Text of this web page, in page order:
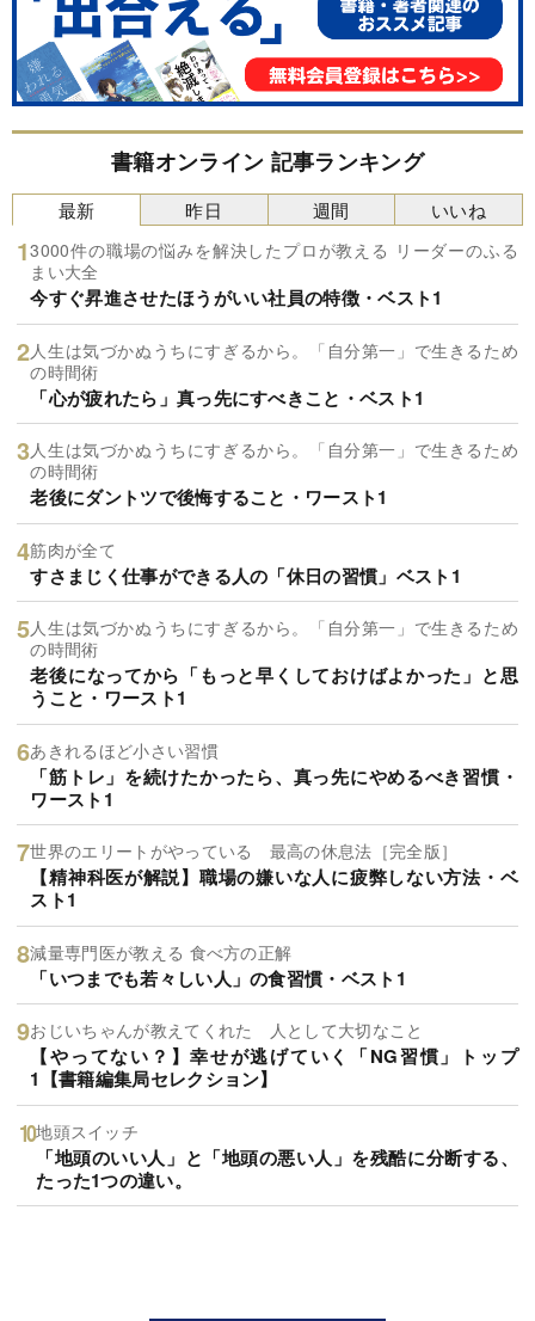
書籍オンライン 記事ランキング
最新
3000件の職場の悩みを解決したプロが教える リーダーのふる
まい大全
今すぐ昇進させたほうがいい社員の特徴・ベスト1
人生は気づかぬうちにすぎるから。「自分第一」で生きるため
の時間術
「心が疲れたら」真っ先にすべきこと・ベスト1
人生は気づかぬうちにすぎるから。「自分第一」で生きるため
の時間術
老後にダントツで後悔すること・ワースト1
筋肉が全て
すさまじく仕事ができる人の「休日の習慣」ベスト1
人生は気づかぬうちにすぎるから。「自分第一」で生きるため
の時間術
老後になってから「もっと早くしておけばよかった」と思
うこと・ワースト1
あきれるほど小さい習慣
「筋トレ」を続けたかったら、真っ先にやめるべき習慣・
ワースト1
世界のエリートがやっている 最高の休息法［完全版］
【精神科医が解説】職場の嫌いな人に疲弊しない方法・ベ
スト1
減量専門医が教える 食べ方の正解
「いつまでも若々しい人」の食習慣・ベスト1
おじいちゃんが教えてくれた 人として大切なこと
【やってない？】幸せが逃げていく「NG習慣」トップ
1【書籍編集局セレクション】
地頭スイッチ
「地頭のいい人」と「地頭の悪い人」を残酷に分断する、
たった1つの違い。
昨日 週間 いいね